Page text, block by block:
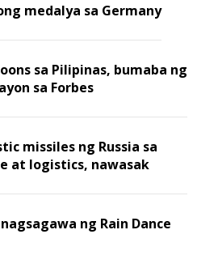
medalya sa Germany
sa Pilipinas, bumaba ng
sa Forbes
missiles ng Russia sa
at logistics, nawasak
ng Rain Dance